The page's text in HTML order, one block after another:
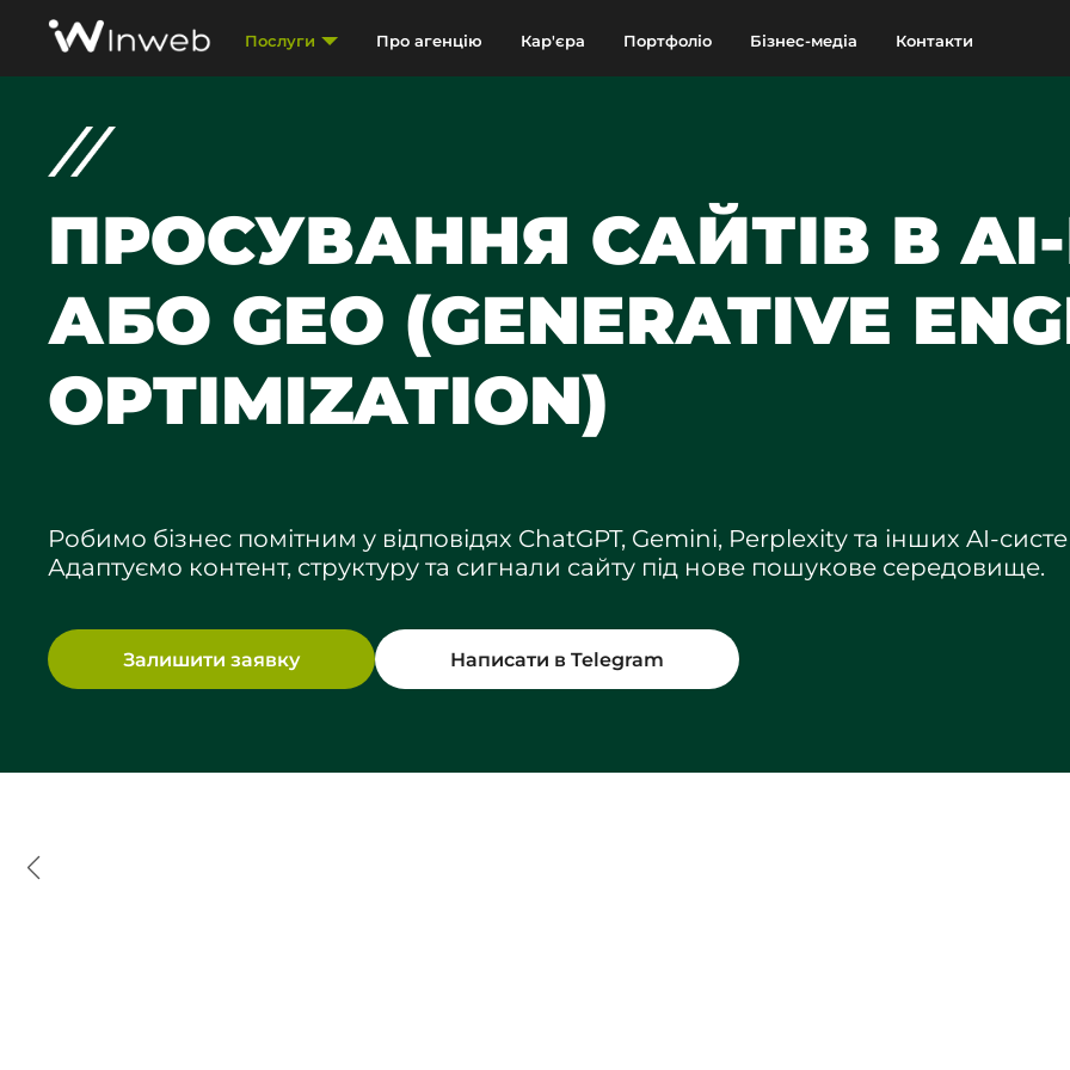
Послуги Про агенцію Кар'єра Портфоліо Бізнес-медіа Контакти
ПРОСУВАННЯ САЙТІВ В
АБО GEO (GENERATIVE
OPTIMIZATION)
Робимо бізнес помітним у відповідях ChatGPT, Gemini, Perplexity та інших AI-
Адаптуємо контент, структуру та сигнали сайту під нове пошукове середовище.
Залишити заявку Написати в Telegram